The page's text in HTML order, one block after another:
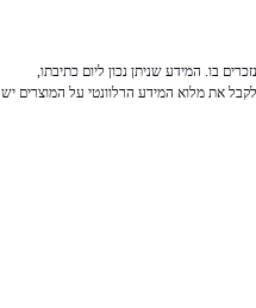
בו. המידע שניתן נכון ליום כתיבתו,
את מלוא המידע הרלוונטי על המוצרים יש